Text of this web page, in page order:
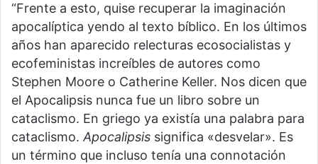
“Frente a esto, quise recuperar la imaginación
apocalíptica yendo al texto bíblico. En los últimos
años han aparecido relecturas ecosocialistas y
ecofeministas increíbles de autores como
Stephen Moore o Catherine Keller. Nos dicen que
el Apocalipsis nunca fue un libro sobre un
cataclismo. En griego ya existía una palabra para
cataclismo.Apocalipsis significa «desvelar». Es
un término que incluso tenía una connotación